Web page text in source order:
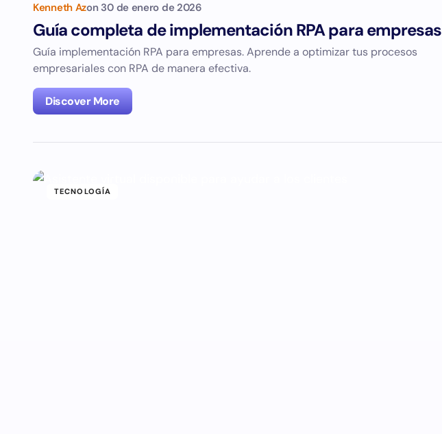
Kenneth Azon 30 de enero de 2026
Guía completa de implementación RPA para empresas
Guía implementación RPA para empresas. Aprende a optimizar tus procesos
empresariales con RPA de manera efectiva.
Discover More
TECNOLOGÍA